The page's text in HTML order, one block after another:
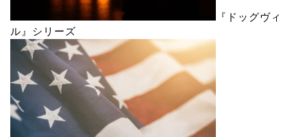
『ドッグヴィ
ル』シリーズ